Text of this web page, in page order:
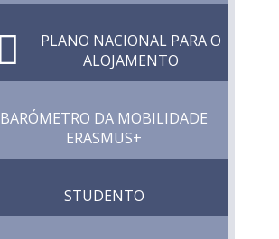
PLANO NACIONAL PARA O
ALOJAMENTO
BARÓMETRO DA MOBILIDADE
ERASMUS+
STUDENTO